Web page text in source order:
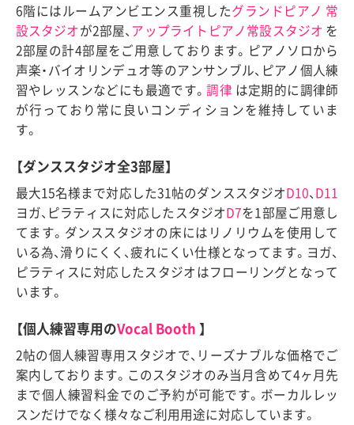
6階にはルームアンビエンス重視したグランドピアノ 常
設スタジオが2部屋、 アップライトピアノ常設スタジオ を
2部屋の計4部屋をご用意しております。ピアノソロから
声楽・バイオリンデュオ等のアンサンブル、ピアノ個人練
習やレッスンなどにも最適です。調律 は定期的に調律師
が行っており常に良いコンディションを維持していま
す。
【ダンススタジオ全3部屋】
最大15名様まで対応した31帖のダンススタジオD10、D11
ヨガ、ピラティスに対応したスタジオD7を1部屋ご用意し
てます。ダンススタジオの床にはリノリウムを使用して
いる為、滑りにくく、疲れにくい仕様となってます。ヨガ、
ピラティスに対応したスタジオはフローリングとなって
います。
【個人練習専用のVocal Booth 】
2帖の個人練習専用スタジオで、リーズナブルな価格でご
案内しております。このスタジオのみ当月含めて4ヶ月先
まで個人練習料金でのご予約が可能です。ボーカルレッ
スンだけでなく様々なご利用用途に対応しています。